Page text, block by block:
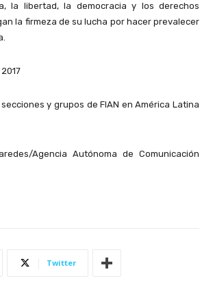
la libertad, la democracia y los derechos
la firmeza de su lucha por hacer prevalecer
y grupos de FIAN en América Latina
Agencia Autónoma de Comunicación
Twitter